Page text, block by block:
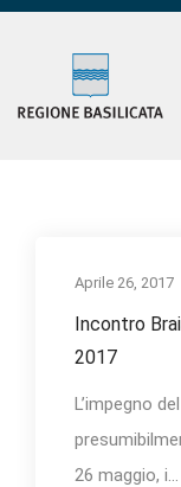
Aprile 26, 2017
Incontro
2017
L’impegno
26 maggio, i...